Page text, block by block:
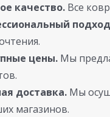
качество. Все
цены. Мы
доставка. Мы
магазинов.